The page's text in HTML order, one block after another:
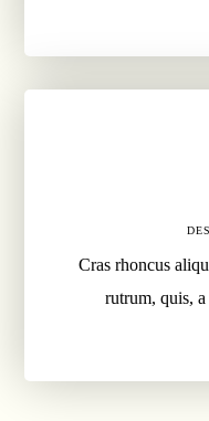
Cras rhoncus
rutrum, quis, a